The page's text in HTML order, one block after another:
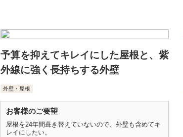
予算を抑えてキレイにした屋根と、紫
外線に強く長持ちする外壁
外壁・屋根
お客様のご要望
屋根を24年間葺き替えていないので、外壁も含めてキ
レイにしたい。